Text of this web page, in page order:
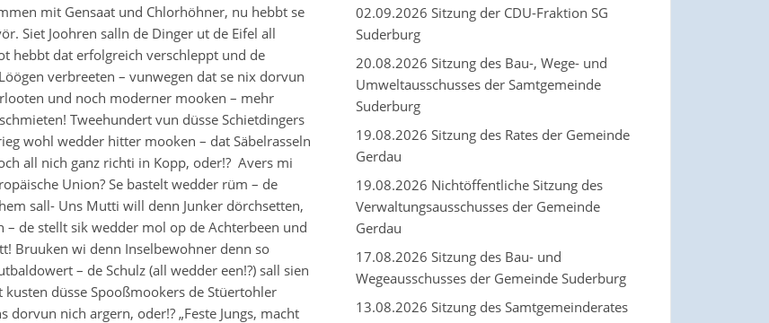
mit Gensaat und Chlorhöhner, nu hebbt se
Siet Joohren salln de Dinger ut de Eifel all
hebbt dat erfolgreich verschleppt und de
verbreeten – vunwegen dat se nix dorvun
und noch moderner mooken – mehr
Tweehundert vun düsse Schietdingers
wohl wedder hitter mooken – dat Säbelrasseln
all nich ganz richti in Kopp, oder!? Avers mi
Union? Se bastelt wedder rüm – de
sall- Uns Mutti will denn Junker dörchsetten,
de stellt sik wedder mol op de Achterbeen und
Bruuken wi denn Inselbewohner denn so
– de Schulz (all wedder een!?) sall sien
düsse Spooßmookers de Stüertohler
nich argern, oder!? „Feste Jungs, macht
02.09.2026 Sitzung der CDU-Fraktion SG
Suderburg
20.08.2026 Sitzung des Bau-, Wege- und
Umweltausschusses der Samtgemeinde
Suderburg
19.08.2026 Sitzung des Rates der Gemeinde
Gerdau
19.08.2026 Nichtöffentliche Sitzung des
Verwaltungsausschusses der Gemeinde
Gerdau
17.08.2026 Sitzung des Bau- und
Wegeausschusses der Gemeinde Suderburg
13.08.2026 Sitzung des Samtgemeinderates